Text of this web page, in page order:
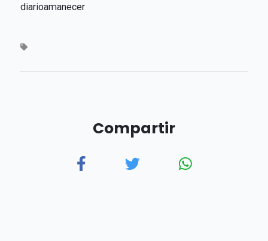
diarioamanecer
Compartir